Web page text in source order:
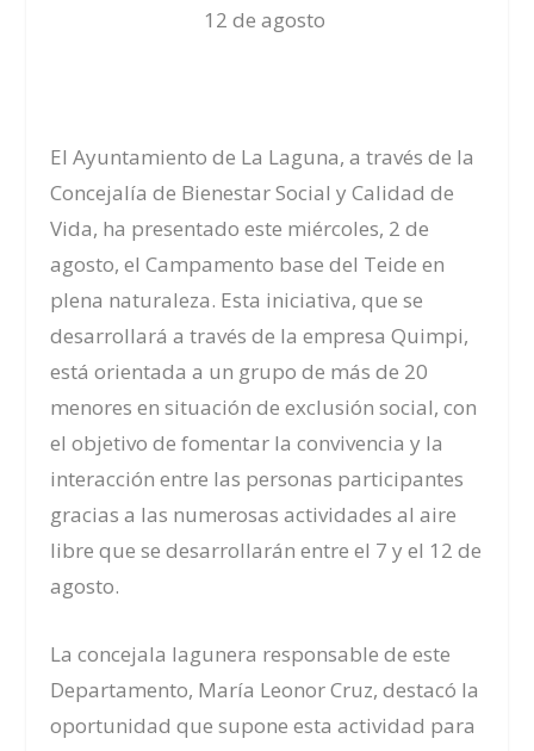
12 de agosto
El Ayuntamiento de La Laguna, a través de la
Concejalía de Bienestar Social y Calidad de
Vida, ha presentado este miércoles, 2 de
agosto, elCampamento base del Teide en
plena naturaleza. Esta iniciativa, que se
desarrollará a través de la empresa Quimpi,
está orientada a un grupo de más de 20
menores en situación de exclusión social, con
el objetivo de fomentar la convivencia y la
interacción entre las personas participantes
gracias a las numerosas actividades al aire
libre que se desarrollarán entre el 7 y el 12 de
agosto.
La concejala lagunera responsable de este
Departamento, María Leonor Cruz, destacó la
oportunidad que supone esta actividad para